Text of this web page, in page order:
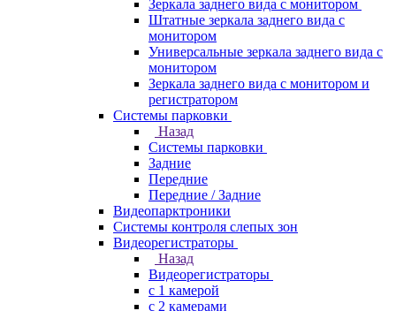
Зеркала заднего вида с монитором
Штатные зеркала заднего вида с
монитором
Универсальные зеркала заднего вида с
монитором
Зеркала заднего вида с монитором и
регистратором
Системы парковки
Назад
Системы парковки
Задние
Передние
Передние / Задние
Видеопарктроники
Системы контроля слепых зон
Видеорегистраторы
Назад
Видеорегистраторы
с 1 камерой
с 2 камерами